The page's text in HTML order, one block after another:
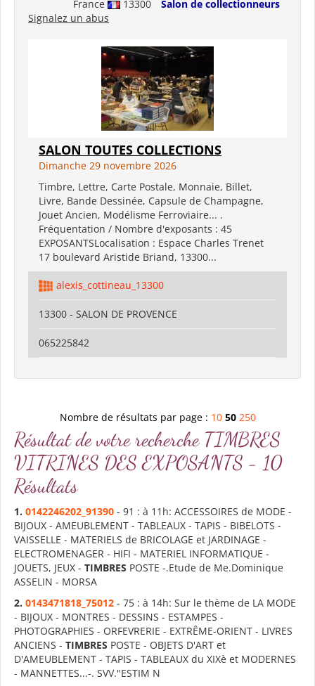
France 13300
Salon de collectionneurs
Signalez un abus
SALON TOUTES COLLECTIONS
Dimanche 29 novembre 2026
Timbre, Lettre, Carte Postale, Monnaie, Billet,
Livre, Bande Dessinée, Capsule de Champagne,
Jouet Ancien, Modélisme Ferroviaire... .
Fréquentation / Nombre d'exposants : 45
EXPOSANTSLocalisation : Espace Charles Trenet
17 boulevard Aristide Briand, 13300...
alexis_cottineau_13300
13300 - SALON DE PROVENCE
065225842
Nombre de résultats par page : 10 50 250
Résultat de votre recherche TIMBRES
VITRINES DES EXPOSANTS - 10
Résultats
1. 0142246202_91390 - 91 : à 11h: ACCESSOIRES de MODE -
BIJOUX - AMEUBLEMENT - TABLEAUX - TAPIS - BIBELOTS -
VAISSELLE - MATERIELS de BRICOLAGE et JARDINAGE -
ELECTROMENAGER - HIFI - MATERIEL INFORMATIQUE -
JOUETS, JEUX - TIMBRES POSTE -.Etude de Me.Dominique
ASSELIN - MORSA
2. 0143471818_75012 - 75 : à 14h: Sur le thème de LA MODE
- BIJOUX - MONTRES - DESSINS - ESTAMPES -
PHOTOGRAPHIES - ORFEVRERIE - EXTRÊME-ORIENT - LIVRES
ANCIENS - TIMBRES POSTE - OBJETS D'ART et
D'AMEUBLEMENT - TAPIS - TABLEAUX du XIXè et MODERNES
- MANNETTES...-. SVV."ESTIM N